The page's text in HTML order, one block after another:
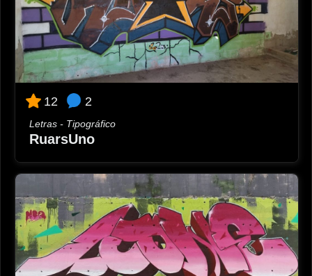
12 2
Letras - Tipográfico
RuarsUno